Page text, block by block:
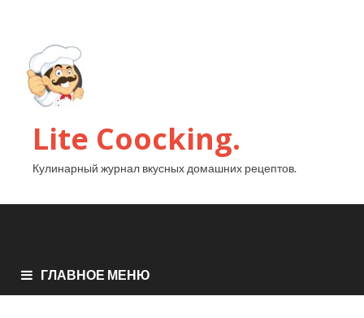
Lite Coocking.
Кулинарный журнал вкусных домашних рецептов.
ГЛАВНОЕ МЕНЮ